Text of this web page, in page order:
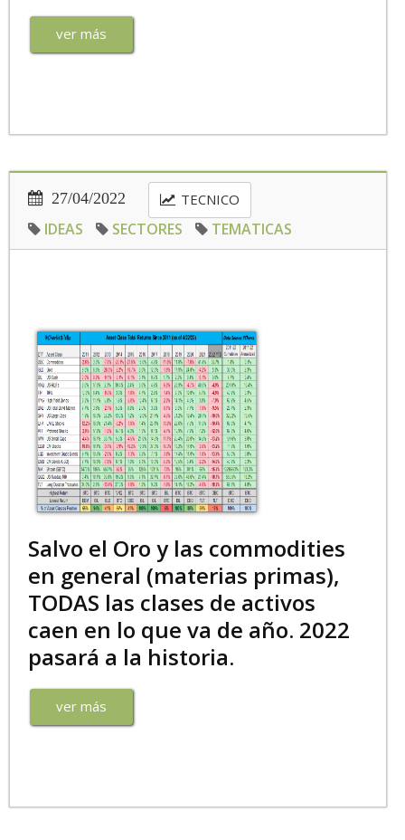
ver más
27/04/2022 TECNICO
IDEAS SECTORES TEMATICAS
Salvo el Oro y las commodities
en general (materias primas),
TODAS las clases de activos
caen en lo que va de año. 2022
pasará a la historia.
ver más